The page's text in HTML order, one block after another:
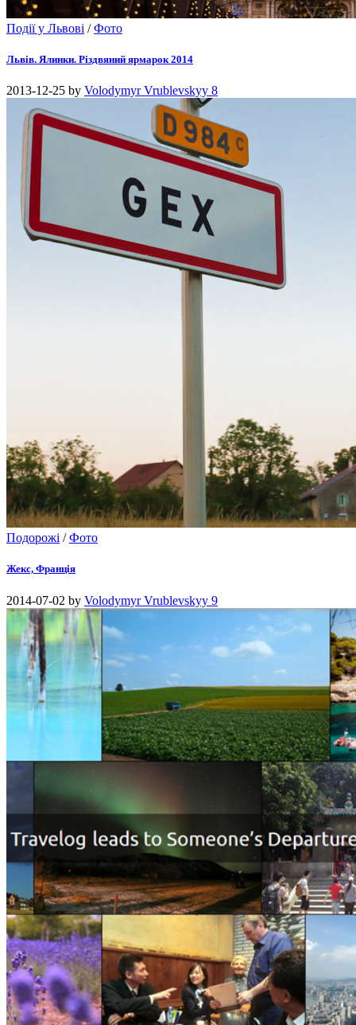
Події у Львові /Фото
Львів. Ялинки. Різдвяний ярмарок 2014
2013-12-25 by Volodymyr Vrublevskyy 8
Подорожі /Фото
Жекс, Франція
2014-07-02 by Volodymyr Vrublevskyy 9